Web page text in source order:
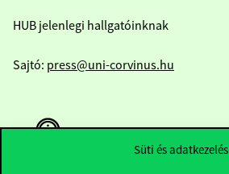
Süti és adatkezelés
HUB jelenlegi hallgatóinknak
Sajtó: press@uni-corvinus.hu